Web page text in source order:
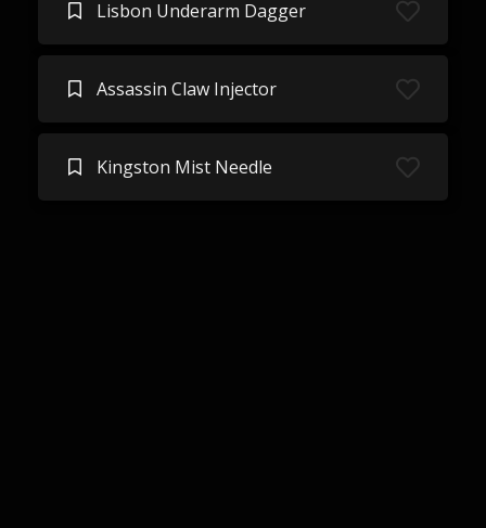
Lisbon Underarm Dagger
Assassin Claw Injector
Kingston Mist Needle